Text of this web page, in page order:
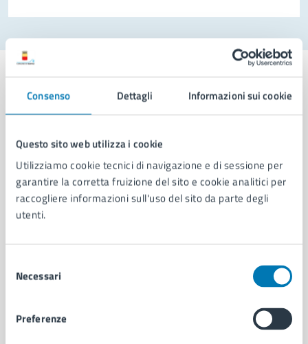
Consenso Dettagli Informazioni sui cookie
Questo sito web utilizza i cookie
Utilizziamo cookie tecnici di navigazione e di sessione per
garantire la corretta fruizione del sito e cookie analitici per
raccogliere informazioni sull'uso del sito da parte degli
utenti.
delNecessari
Preferenze
AMMINISTRAZIONE
Aree amministrative
Organi di governo
Municipalità
Politici
Intranet, posta aziendale e protocollo